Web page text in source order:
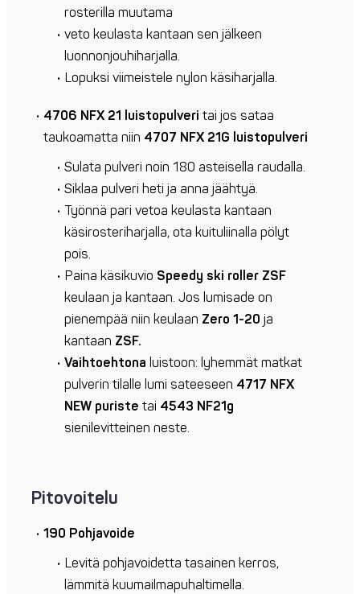
rosterilla muutama
veto keulasta kantaan sen jälkeen
luonnonjouhiharjalla.
Lopuksi viimeistele nylon käsiharjalla.
4706 NFX 21 luistopulveri tai jos sataa
taukoamatta niin 4707 NFX 21G luistopulveri
Sulata pulveri noin 180 asteisella raudalla.
Siklaa pulveri heti ja anna jäähtyä.
Työnnä pari vetoa keulasta kantaan
käsirosteriharjalla, ota kuituliinalla pölyt
pois.
Paina käsikuvio Speedy ski roller ZSF
keulaan ja kantaan. Jos lumisade on
pienempää niin keulaan Zero 1-20 ja
kantaan ZSF.
Vaihtoehtona luistoon: lyhemmät matkat
pulverin tilalle lumi sateeseen 4717 NFX
NEW puriste tai 4543 NF21g
sienilevitteinen neste.
Pitovoitelu
190 Pohjavoide
Levitä pohjavoidetta tasainen kerros,
lämmitä kuumailmapuhaltimella.